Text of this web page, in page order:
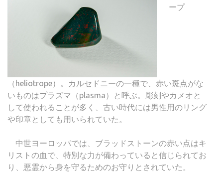
ープ
（heliotrope）。 カルセドニーの一種で、赤い斑点がな
いものはプラズマ（plasma）と呼ぶ。彫刻やカメオと
して使われることが多く、古い時代には男性用のリング
や印章としても用いられていた。
中世ヨーロッパでは、ブラッドストーンの赤い点はキ
リストの血で、特別な力が備わっていると信じられてお
り、悪霊から身を守るためのお守りとされていた。